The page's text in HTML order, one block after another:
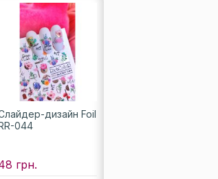
дизайн Foil
RR-044
грн.